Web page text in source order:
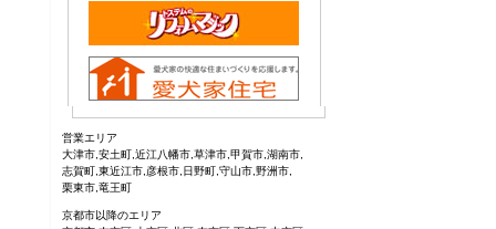
営業エリア
大津市,安土町,近江八幡市,草津市,甲賀市,湖南市,
志賀町,東近江市,彦根市,日野町,守山市,野洲市,
栗東市,竜王町
京都市以降のエリア